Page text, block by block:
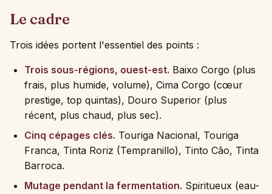
Le cadre
Trois idées portent l'essentiel des points :
Trois sous-régions, ouest-est. Baixo Corgo (plus
frais, plus humide, volume), Cima Corgo (cœur
prestige, top quintas), Douro Superior (plus
récent, plus chaud, plus sec).
Cinq cépages clés. Touriga Nacional, Touriga
Franca, Tinta Roriz (Tempranillo), Tinto Cão, Tinta
Barroca.
Mutage pendant la fermentation. Spiritueux (eau-